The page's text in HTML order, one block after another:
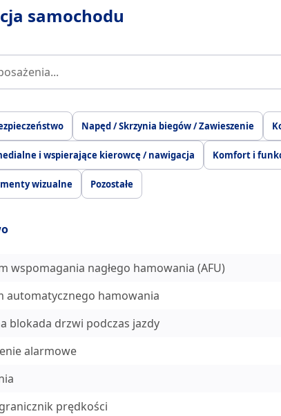
samochodu
Napęd / Skrzynia biegów / Zawieszenie
i wspierające kierowcę / nawigacja Komfort i
wizualne Pozostałe
wspomagania nagłego hamowania (AFU)
automatycznego hamowania
blokada drzwi podczas jazdy
alarmowe
prędkości